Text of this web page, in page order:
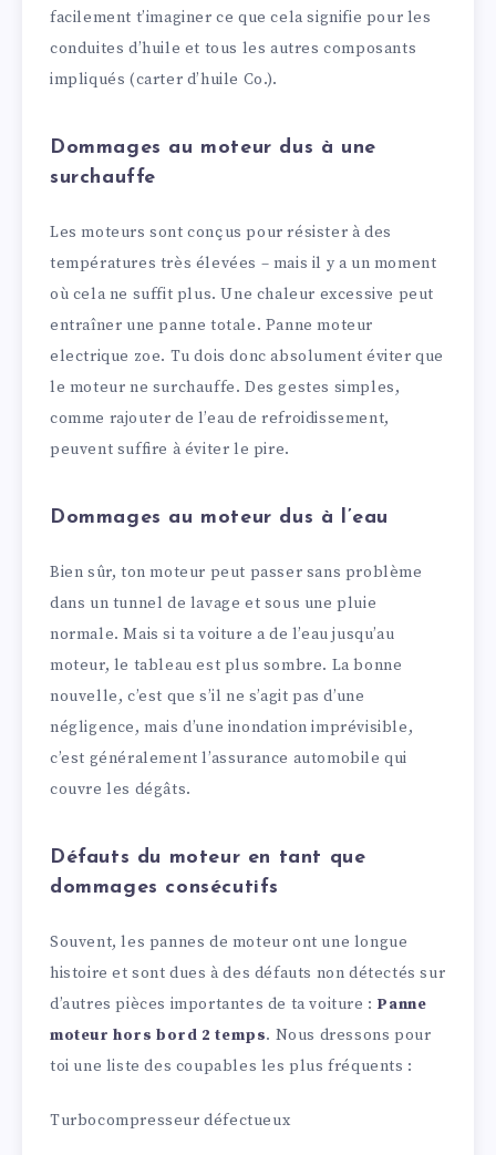
facilement t’imaginer ce que cela signifie pour les
conduites d’huile et tous les autres composants
impliqués (carter d’huile Co.).
Dommages au moteur dus à une
surchauffe
Les moteurs sont conçus pour résister à des
températures très élevées – mais il y a un moment
où cela ne suffit plus. Une chaleur excessive peut
entraîner une panne totale. Panne moteur
electrique zoe. Tu dois donc absolument éviter que
le moteur ne surchauffe. Des gestes simples,
comme rajouter de l’eau de refroidissement,
peuvent suffire à éviter le pire.
Dommages au moteur dus à l’eau
Bien sûr, ton moteur peut passer sans problème
dans un tunnel de lavage et sous une pluie
normale. Mais si ta voiture a de l’eau jusqu’au
moteur, le tableau est plus sombre. La bonne
nouvelle, c’est que s’il ne s’agit pas d’une
négligence, mais d’une inondation imprévisible,
c’est généralement l’assurance automobile qui
couvre les dégâts.
Défauts du moteur en tant que
dommages consécutifs
Souvent, les pannes de moteur ont une longue
histoire et sont dues à des défauts non détectés sur
d’autres pièces importantes de ta voiture : Panne
moteur hors bord 2 temps. Nous dressons pour
toi une liste des coupables les plus fréquents :
Turbocompresseur défectueux